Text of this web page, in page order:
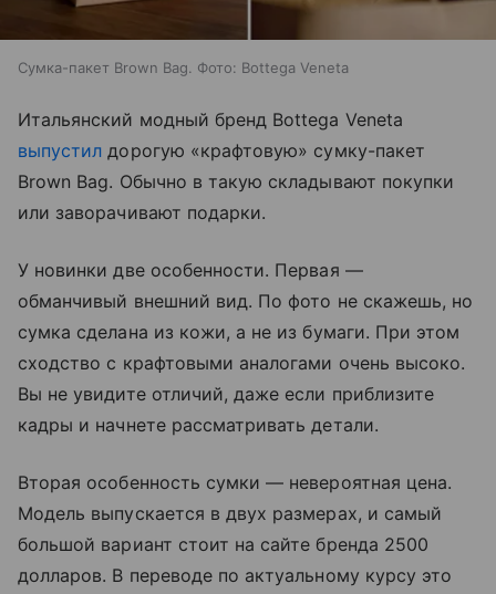
Сумка-пакет Brown Bag. Фото: Bottega Veneta
Итальянский модный бренд Bottega Veneta
выпустил дорогую «крафтовую» сумку-пакет
Brown Bag. Обычно в такую складывают покупки
или заворачивают подарки.
У новинки две особенности. Первая —
обманчивый внешний вид. По фото не скажешь, но
сумка сделана из кожи, а не из бумаги. При этом
сходство с крафтовыми аналогами очень высоко.
Вы не увидите отличий, даже если приблизите
кадры и начнете рассматривать детали.
Вторая особенность сумки — невероятная цена.
Модель выпускается в двух размерах, и самый
большой вариант стоит на сайте бренда 2500
долларов. В переводе по актуальному курсу это